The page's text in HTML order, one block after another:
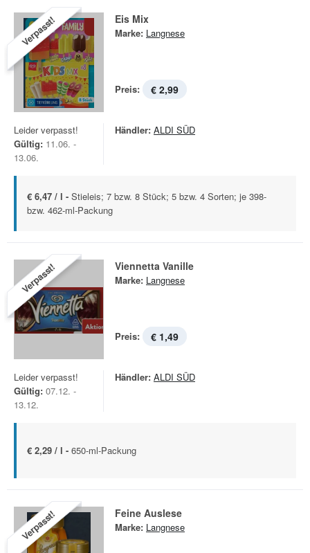
Verpasst! Eis Mix
Marke: Langnese
Preis: € 2,99
Leider verpasst!
Gültig: 11.06. -
13.06.
Händler: ALDI SÜD
€ 6,47 / l - Stieleis; 7 bzw. 8 Stück; 5 bzw. 4 Sorten; je 398-
bzw. 462-ml-Packung
Verpasst! Viennetta Vanille
Marke: Langnese
Preis: € 1,49
Leider verpasst!
Gültig: 07.12. -
13.12.
Händler: ALDI SÜD
€ 2,29 / l - 650-ml-Packung
Verpasst! Feine Auslese
Marke: Langnese